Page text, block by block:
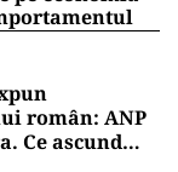
român: ANP
Ce ascund